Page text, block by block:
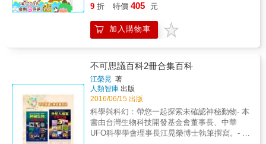
年歲之間的關係。為什麼有些人凍齡，有些人
權？跑步可以減緩老化過程？作者帶領你我思
考人如何運用身體能量，又如何適應與對待自
然環境。 結合生物學、森林學、動物學、人類
成一場優美的饗宴，一段耐力、智力與渴望交
集的馬拉松長跑。 ☆對於用生命跑步的甘與苦
最跌宕有致的描繪，深深吸引跑者們。 ――科
克斯書評Kirkus Reviews ☆韓瑞希精采回顧數
十載的跑步生涯，並以探究人體的老化為其書
寫增色&hellip;&hellip;敏銳的觀察與獨特的故事
引人入勝。&&&&&&&&&&& ――出版人週刊
回憶的拼貼。生活周遭的一草一木、蟲魚鳥
獸、枯枝落葉⋯⋯大自然是活生生的藝術教
室，生命萬象堪稱是美學的奇蹟之作。自然生
等藝術創作。
9 折 特價 405 元
加入購物車
不可思議百科2冊合集百科
江榮晃 著
人類智庫 出版
2016/06/15 出版
科學與科幻：帶您一起探索未確認神秘動物- 本
書由台灣生物科技開發基金會董事長、中華
UFO科學學會理事長江晃榮博士執筆撰寫。- 本